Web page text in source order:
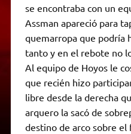
se encontraba con un
Assman apareció para
quemarropa que podría
tanto y en el rebote no
Al equipo de Hoyos le
que recién hizo
libre desde la derecha
arquero la sacó de
destino de arco sobre el